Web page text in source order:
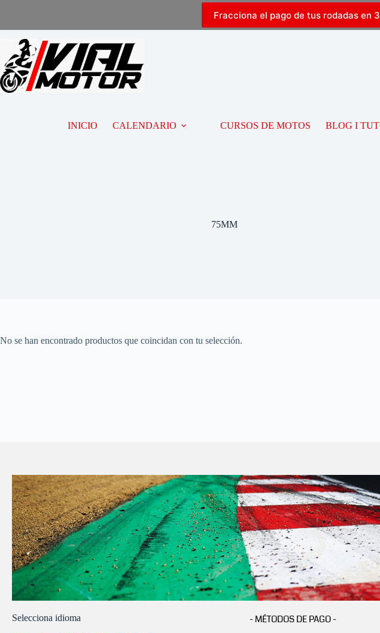
Fracciona el pago de tus rodadas en
INICIO CALENDARIO CURSOS DE MOTOS BLOG I
75MM
No se han encontrado productos que coincidan con tu selección.
Selecciona idioma - MÉTODOS DE PAGO -